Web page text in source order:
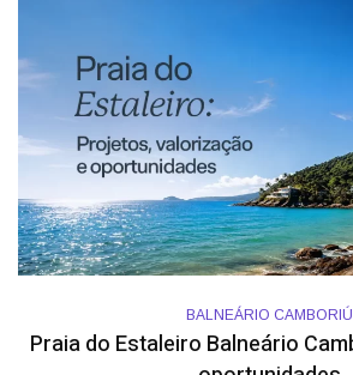
BALNEÁRIO CAMBORIÚ
Praia do Estaleiro Balneário